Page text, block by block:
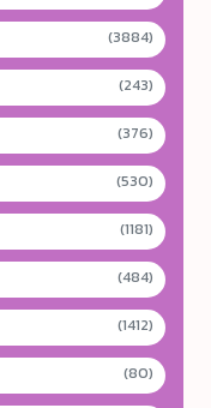
(3884)
(243)
(376)
(530)
(1181)
(484)
(1412)
(80)